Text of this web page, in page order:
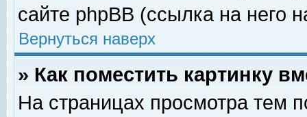
сайте phpBB (ссылка на него
Вернуться наверх
» Как поместить картинку
На страницах просмотра тем